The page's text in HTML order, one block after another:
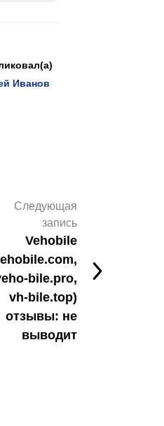
Иванов
Следующая
запись
Vehobile
bile.pro,
vh-bile.top)
отзывы: не
выводит